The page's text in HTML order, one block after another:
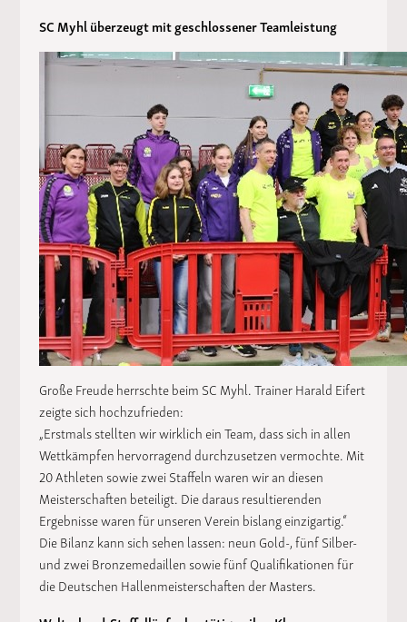
SC Myhl überzeugt mit geschlossener Teamleistung
Große Freude herrschte beim SC Myhl. Trainer Harald Eifert
zeigte sich hochzufrieden:
„Erstmals stellten wir wirklich ein Team, dass sich in allen
Wettkämpfen hervorragend durchzusetzen vermochte. Mit
20 Athleten sowie zwei Staffeln waren wir an diesen
Meisterschaften beteiligt. Die daraus resultierenden
Ergebnisse waren für unseren Verein bislang einzigartig.“
Die Bilanz kann sich sehen lassen: neun Gold-, fünf Silber-
und zwei Bronzemedaillen sowie fünf Qualifikationen für
die Deutschen Hallenmeisterschaften der Masters.